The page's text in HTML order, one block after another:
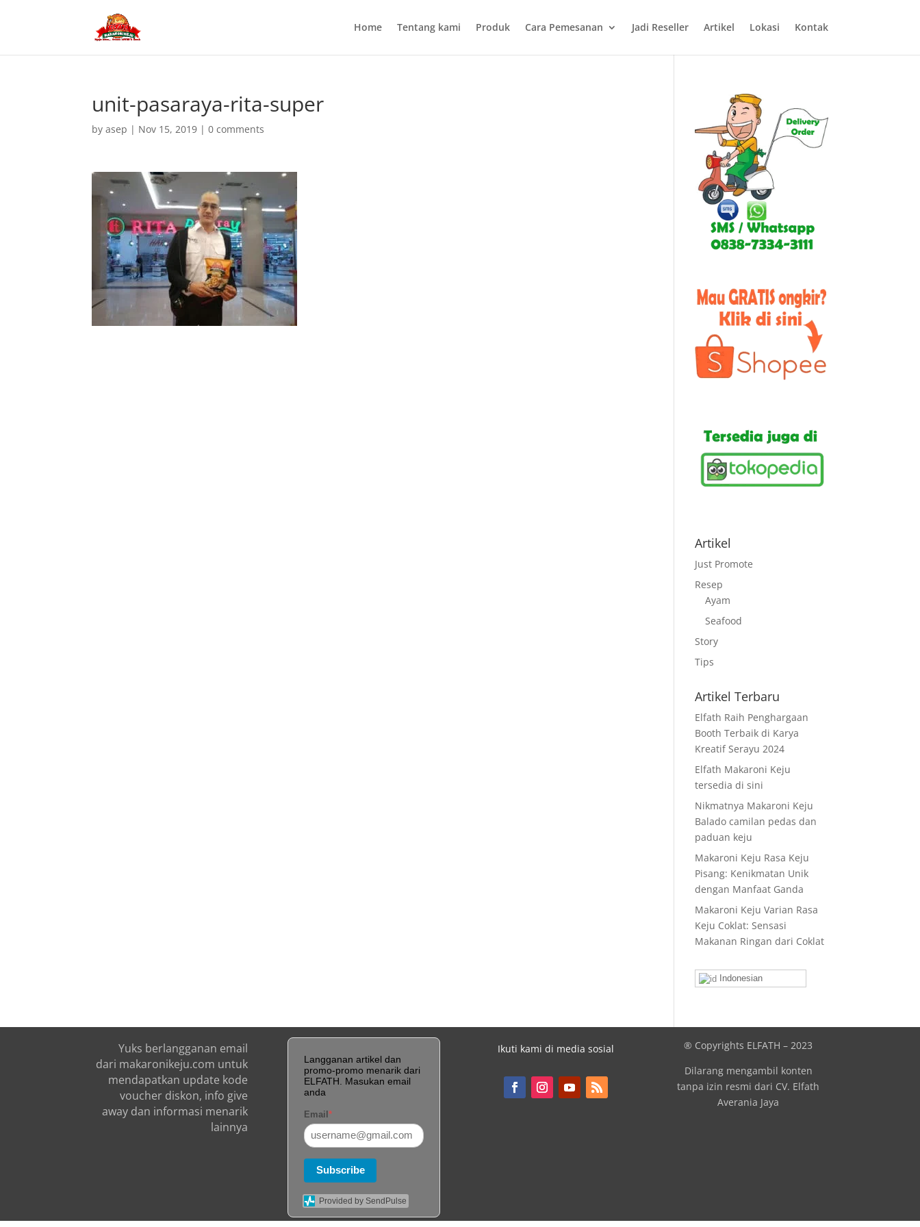
Home Tentang kami Produk Cara Pemesanan Jadi Reseller Artikel Lokasi Kontak
unit-pasaraya-rita-super
byasep | Nov 15, 2019 |0 comments
Artikel
Just Promote
Resep
Ayam
Seafood
Story
Tips
Artikel Terbaru
Elfath Raih Penghargaan
Booth Terbaik di Karya
Kreatif Serayu 2024
Elfath Makaroni Keju
tersedia di sini
Nikmatnya Makaroni Keju
Balado camilan pedas dan
paduan keju
Makaroni Keju Rasa Keju
Pisang: Kenikmatan Unik
dengan Manfaat Ganda
Makaroni Keju Varian Rasa
Keju Coklat: Sensasi
Makanan Ringan dari Coklat
Indonesian
Yuks berlangganan email
dari makaronikeju.com untuk
mendapatkan update kode
voucher diskon, info give
away dan informasi menarik
lainnya
Langganan artikel dan
promo-promo menarik dari
ELFATH. Masukan email
anda
Email*
Subscribe
Provided by SendPulse
Ikuti kami di media sosial
® Copyrights ELFATH – 2023
Dilarang mengambil konten
tanpa izin resmi dari CV. Elfath
Averania Jaya